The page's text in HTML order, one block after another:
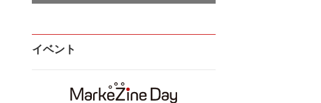
イベント